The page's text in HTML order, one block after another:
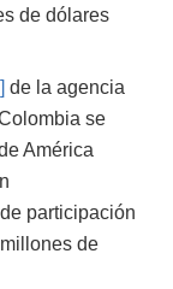
de dólares
de la agencia
se
América
participación
de